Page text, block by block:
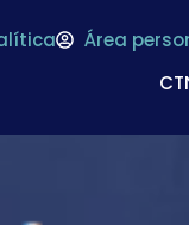
Área